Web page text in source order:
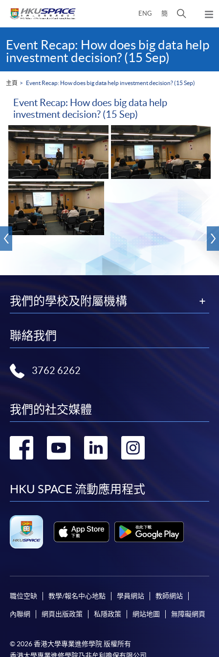
ENG 簡
開
尋
面
彈
出
選
content
startEvent Recap: How does big data help
investment decision? (15 Sep)
主頁 Event Recap: How does big data help investment decision? (15 Sep)
Event Recap: How does big data help
investment decision? (15 Sep)
我們的學校及附屬機構
聯絡我們
3762 6262
我們的社交媒體
轉
facebook
轉
youtube
轉
linkedin
轉
HKU SPACE 流動應用程式
職位空缺 教學/報名中心地點 學員網站 教師網站
內聯網 網頁出版政策 私隱政策 網站地圖 無障礙網頁
© 2026 香港大學專業進修學院 版權所有